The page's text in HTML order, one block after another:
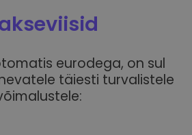
eurodega, on sul
täiesti turvalistele